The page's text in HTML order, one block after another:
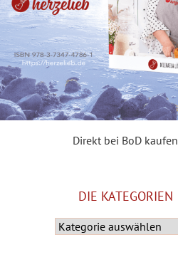
Direkt bei BoD kaufen
DIE KATEGORIEN